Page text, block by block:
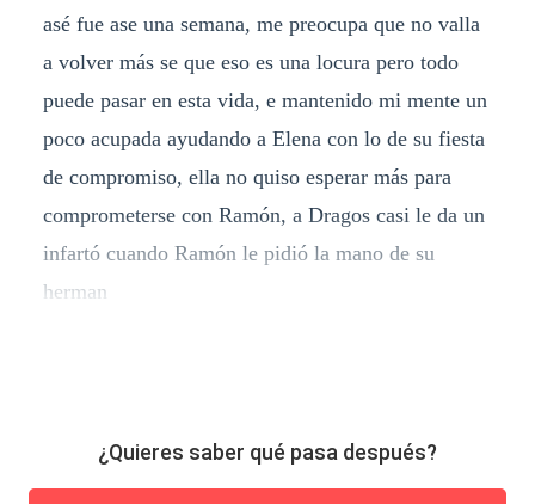
asé fue ase una semana, me preocupa que no valla
a volver más se que eso es una locura pero todo
puede pasar en esta vida, e mantenido mi mente un
poco acupada ayudando a Elena con lo de su fiesta
de compromiso, ella no quiso esperar más para
comprometerse con Ramón, a Dragos casi le da un
infartó cuando Ramón le pidió la mano de su
herman
¿Quieres saber qué pasa después?